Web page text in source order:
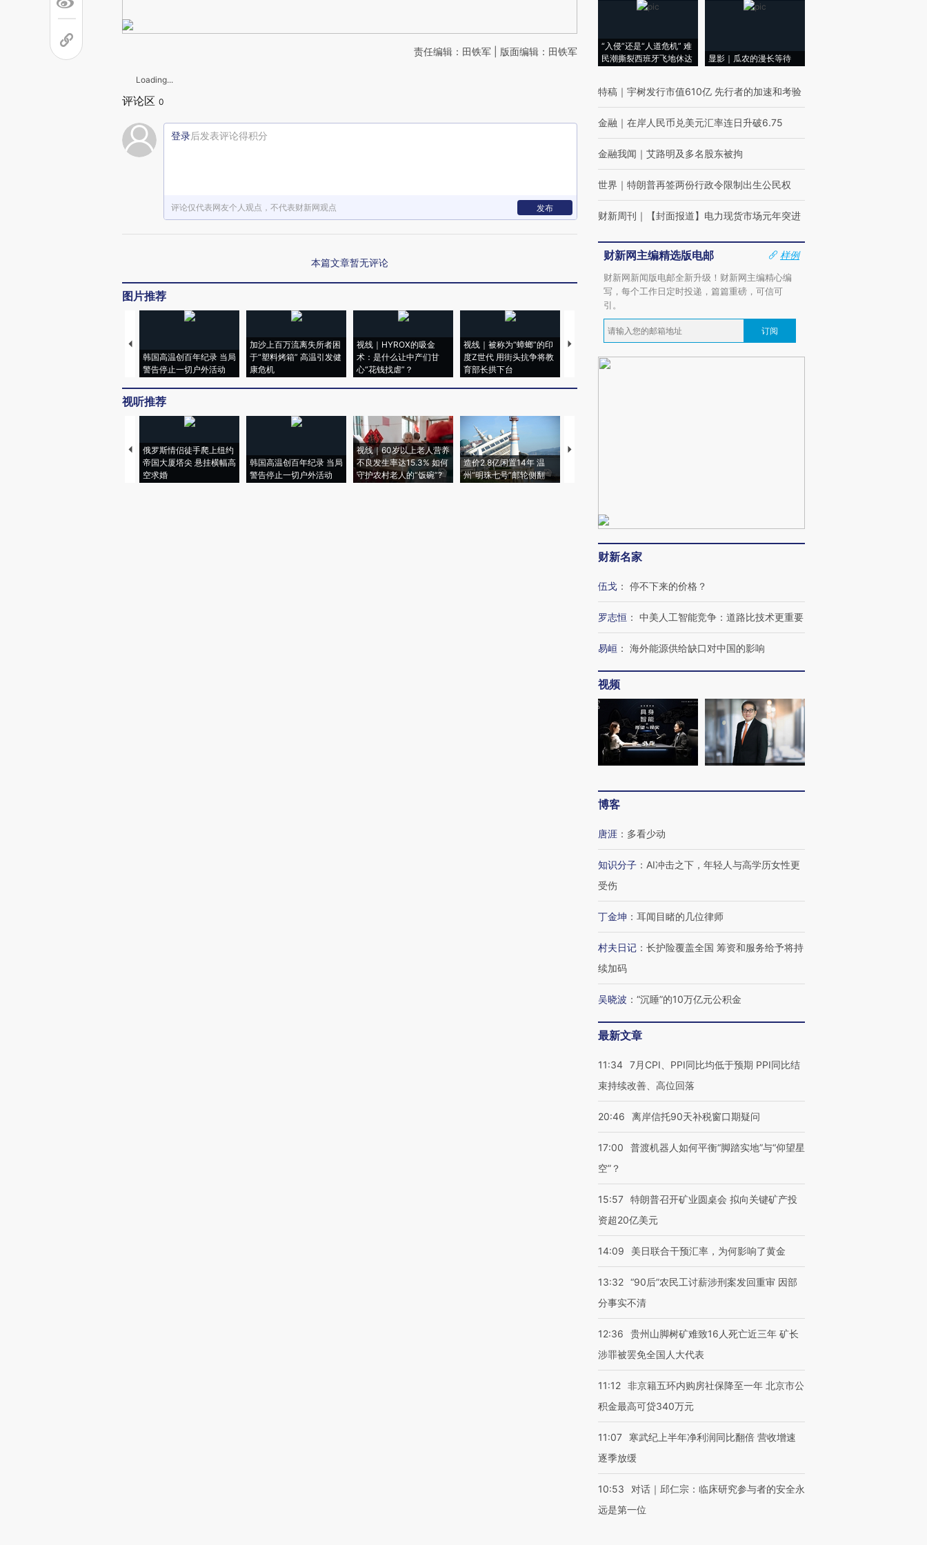
责任编辑：田铁军 | 版面编辑：田铁军
Loading...
评论区 0
登录后发表评论得积分
评论仅代表网友个人观点，不代表财新网观点 发布
本篇文章暂无评论
图片推荐
韩国高温创百年纪录 当局
警告停止一切户外活动
加沙上百万流离失所者困
于“塑料烤箱” 高温引发健
康危机
视线｜HYROX的吸金
术：是什么让中产们甘
心“花钱找虐”？
视线｜被称为“蟑螂”的印
度Z世代 用街头抗争将教
育部长拱下台
视线｜“入侵”还是“人道危
机”？难民潮撕裂西班牙
飞地休达
湖北宜昌局部短时降雨
128毫米 紧急转移近
哈尔滨遭遇短时极端强降
雨 3小时累计雨量超80毫
视听推荐
俄罗斯情侣徒手爬上纽约
帝国大厦塔尖 悬挂横幅高
空求婚
韩国高温创百年纪录 当局
警告停止一切户外活动
视线｜60岁以上老人营养
不良发生率达15.3% 如何
守护农村老人的“饭碗”?
造价2.8亿闲置14年 温
州“明珠七号”邮轮侧翻
特朗普出席葬礼疑似打瞌
“入侵”还是“人道危机” 难
民潮撕裂西班牙飞地休达
显影｜瓜农的漫长等待
特稿 ｜ 宇树发行市值610亿 先行者的加速和考验
金融 ｜ 在岸人民币兑美元汇率连日升破6.75
金融我闻 ｜ 艾路明及多名股东被拘
世界 ｜ 特朗普再签两份行政令限制出生公民权
财新周刊 ｜ 【封面报道】电力现货市场元年突进
财新网主编精选版电邮
样例
财新网新闻版电邮全新升级！财新网主编精心编
写，每个工作日定时投递，篇篇重磅，可信可
引。
订阅
财新名家
伍戈 ： 停不下来的价格？
罗志恒 ： 中美人工智能竞争：道路比技术更重要
易峘 ： 海外能源供给缺口对中国的影响
视频
博客
唐涯 ： 多看少动
知识分子 ： AI冲击之下，年轻人与高学历女性更
受伤
丁金坤 ： 耳闻目睹的几位律师
村夫日记 ： 长护险覆盖全国 筹资和服务给予将持
续加码
吴晓波 ： “沉睡”的10万亿元公积金
最新文章
11:34 7月CPI、PPI同比均低于预期 PPI同比结
束持续改善、高位回落
20:46 离岸信托90天补税窗口期疑问
17:00
普渡机器人如何平衡“脚踏实地”与“仰望星
空”？
15:57 特朗普召开矿业圆桌会 拟向关键矿产投
资超20亿美元
14:09 美日联合干预汇率，为何影响了黄金
13:32 “90后”农民工讨薪涉刑案发回重审 因部
分事实不清
12:36
贵州山脚树矿难致16人死亡近三年 矿长
涉罪被罢免全国人大代表
11:12 非京籍五环内购房社保降至一年 北京市公
积金最高可贷340万元
11:07
寒武纪上半年净利润同比翻倍 营收增速
逐季放缓
10:53
对话｜邱仁宗：临床研究参与者的安全永
远是第一位